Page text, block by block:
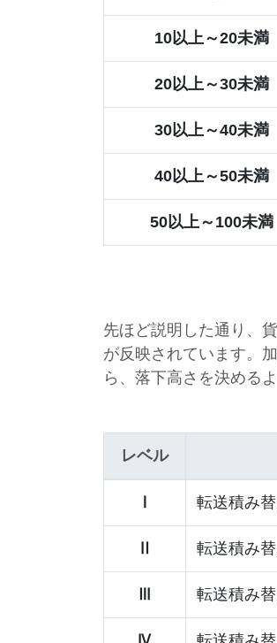
10以上～20未満
20以上～30未満
30以上～40未満
40以上～50未満
50以上～100未満
先ほど説明した通り、
が反映されています。
ら、落下高さを決める
レベル
Ⅰ 転送積み
Ⅱ 転送積み
Ⅲ 転送積み